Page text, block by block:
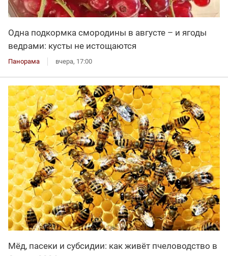
Одна подкормка смородины в августе – и ягоды
ведрами: кусты не истощаются
Панорама вчера, 17:00
Мёд, пасеки и субсидии: как живёт пчеловодство в